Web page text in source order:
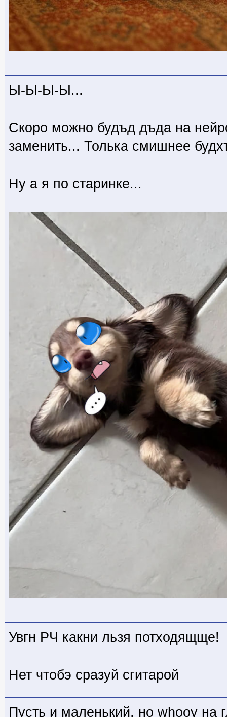
Ы-Ы-Ы-Ы...
Скоро можно будъд дъда на
заменить... Толька смишнее
Ну а я по старинке...
Увгн РЧ какни льзя потходящще!
Нет чтобэ сразуй сгитарой
Пусть и маленький, но whooy на